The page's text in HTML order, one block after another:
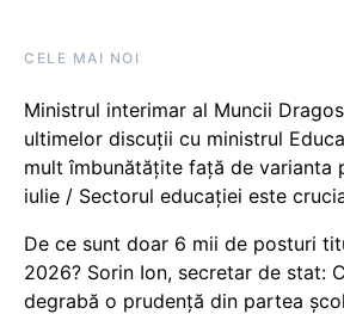
CELE MAI NOI
Ministrul interimar al Muncii
ultimelor discuții cu ministrul
mult îmbunătățite față de varianta
iulie / Sectorul educației este
De ce sunt doar 6 mii de posturi
2026? Sorin Ion, secretar de stat:
degrabă o prudență din partea